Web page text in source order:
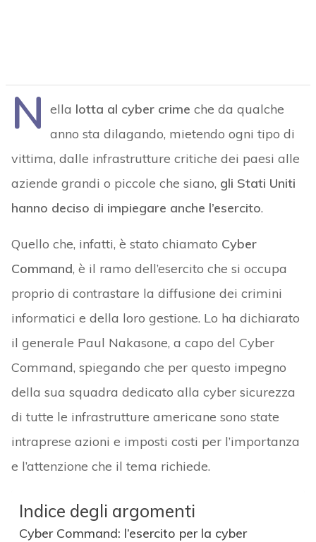
N ella lotta al cyber crime che da qualche
anno sta dilagando, mietendo ogni tipo di
vittima, dalle infrastrutture critiche dei paesi alle
aziende grandi o piccole che siano, gli Stati Uniti
hanno deciso di impiegare anche l’esercito.
Quello che, infatti, è stato chiamato Cyber
Command, è il ramo dell’esercito che si occupa
proprio di contrastare la diffusione dei crimini
informatici e della loro gestione. Lo ha dichiarato
il generale Paul Nakasone, a capo del Cyber
Command, spiegando che per questo impegno
della sua squadra dedicato alla cyber sicurezza
di tutte le infrastrutture americane sono state
intraprese azioni e imposti costi per l’importanza
e l’attenzione che il tema richiede.
Indice degli argomenti
Cyber Command: l’esercito per la cyber